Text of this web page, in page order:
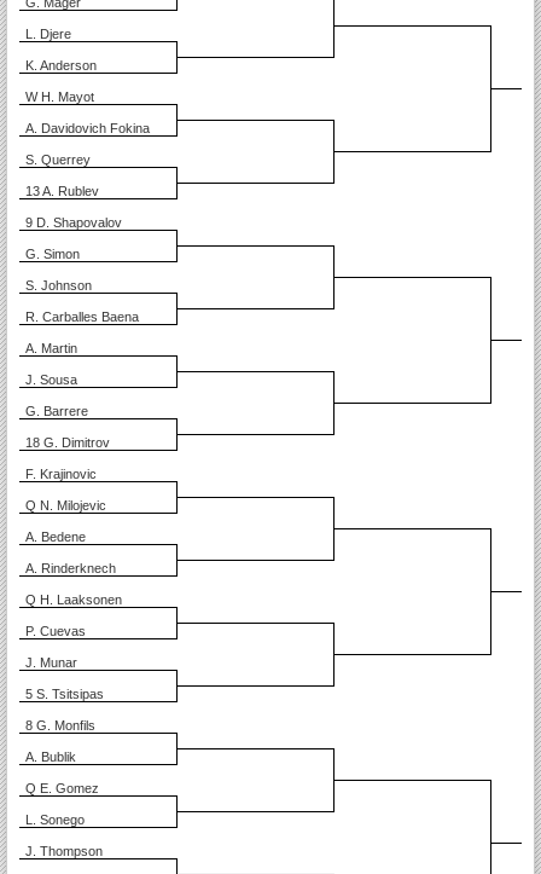
L. Djere
K. Anderson
W H. Mayot
A. Davidovich Fokina
S. Querrey
13 A. Rublev
9 D. Shapovalov
G. Simon
S. Johnson
R. Carballes Baena
A. Martin
J. Sousa
G. Barrere
18 G. Dimitrov
F. Krajinovic
Q N. Milojevic
A. Bedene
A. Rinderknech
Q H. Laaksonen
P. Cuevas
J. Munar
5 S. Tsitsipas
8 G. Monfils
A. Bublik
Q E. Gomez
L. Sonego
J. Thompson